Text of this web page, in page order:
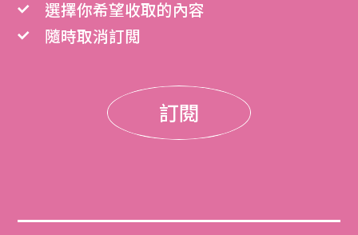
選擇你希望收取的內容
隨時取消訂閲
訂閱